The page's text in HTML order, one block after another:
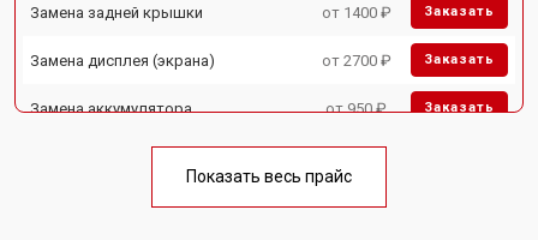
Замена задней крышки от 1400 ₽ Заказать
Замена дисплея (экрана) от 2700 ₽ Заказать
Замена аккумулятора от 950 ₽ Заказать
Ремонт цепи питания от 3200 ₽
Показать весь прайс